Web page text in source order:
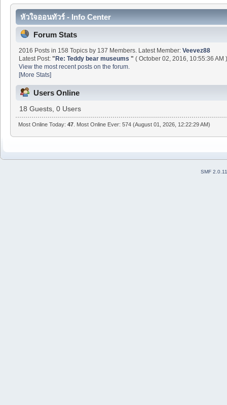
หัวใจออนทัวร์ - Info Center
Forum Stats
2016 Posts in 158 Topics by 137 Members. Latest Member:Veevez88
Latest Post:"Re: Teddy bear museums" ( October 02, 2016, 10:55:36 AM
View the most recent posts on the forum.
[More Stats]
Users Online
18 Guests, 0 Users
Most Online Today:47 . Most Online Ever: 574 (August 01, 2026, 12:22:29 AM)
SMF 2.0.11